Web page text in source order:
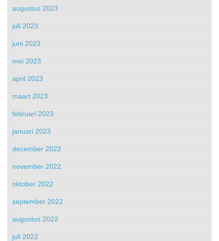
augustus 2023
juli 2023
juni 2023
mei 2023
april 2023
maart 2023
februari 2023
januari 2023
december 2022
november 2022
oktober 2022
september 2022
augustus 2022
juli 2022